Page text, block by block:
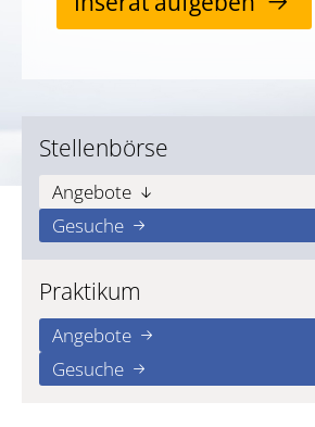
Stellenbörse
Angebote
Gesuche
Praktikum
Angebote
Gesuche